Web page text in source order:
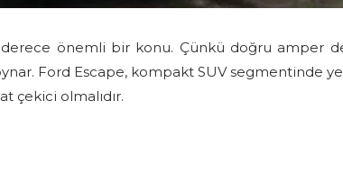
derece önemli bir konu. Çünkü doğru amper
Ford Escape, kompakt SUV segmentinde
çekici olmalıdır.